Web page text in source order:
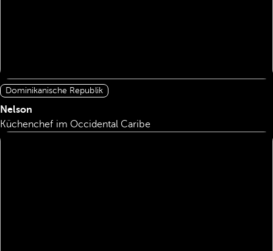
Dominikanische Republik
Nelson
Küchenchef im Occidental Caribe